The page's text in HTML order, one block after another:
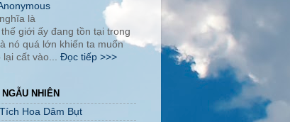
là
giới ấy đang tồn tại trong
nó quá lớn khiến ta muốn
lại cất vào... Đọc tiếp >>>
NGẪU NHIÊN
Hoa Dâm Bụt